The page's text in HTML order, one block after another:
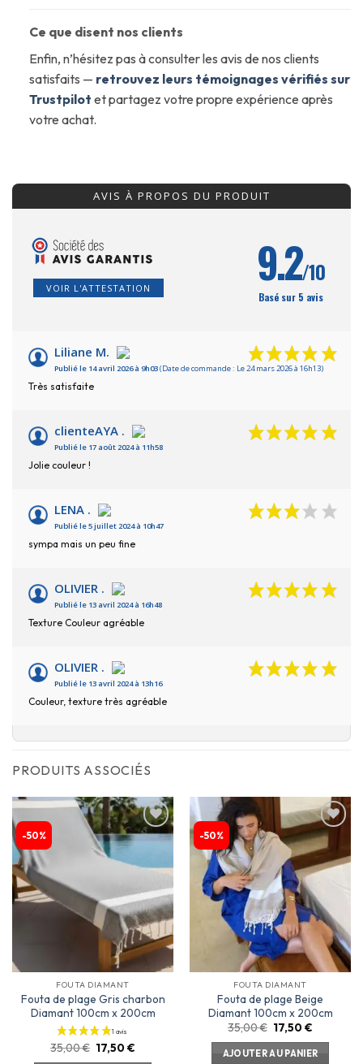
Ce que disent nos clients
Enfin, n’hésitez pas à consulter les avis de nos clients
satisfaits — retrouvez leurs témoignages vérifiés sur
Trustpilot et partagez votre propre expérience après
votre achat.
AVIS À PROPOS DU PRODUIT
VOIR L'ATTESTATION 9.2/10
Basé sur 5 avis
Liliane M.
Publié le 14 avril 2026 à 9h03(Date de commande : Le 24 mars 2026 à 16h13)
Très satisfaite
clienteAYA .
Publié le 17 août 2024 à 11h58
Jolie couleur !
LENA .
Publié le 5 juillet 2024 à 10h47
sympa mais un peu fine
OLIVIER .
Publié le 13 avril 2024 à 16h48
Texture Couleur agréable
OLIVIER .
Publié le 13 avril 2024 à 13h16
Couleur, texture très agréable
PRODUITS ASSOCIÉS
-50%
Ajouter
d’envies
FOUTA DIAMANT
Fouta de plage Gris charbon
Diamant 100cm x 200cm
35,00€ 17,50€
-50%
Ajouter
à la
liste
d’envies
FOUTA DIAMANT
Fouta de plage Beige
Diamant 100cm x 200cm
35,00€ 17,50€
AJOUTER AU PANIER